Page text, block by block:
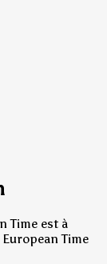
Time est à
Time